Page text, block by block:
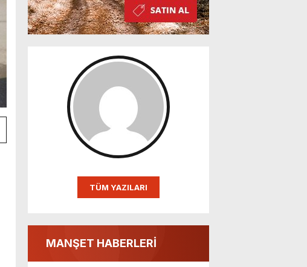
TÜM YAZILARI
MANŞET HABERLERİ